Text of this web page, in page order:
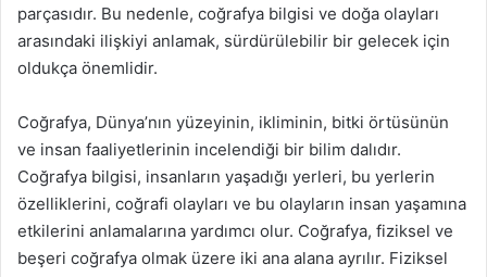
parçasıdır. Bu nedenle, coğrafya bilgisi ve doğa olayları
arasındaki ilişkiyi anlamak, sürdürülebilir bir gelecek için
oldukça önemlidir.
Coğrafya, Dünya’nın yüzeyinin, ikliminin, bitki örtüsünün
ve insan faaliyetlerinin incelendiği bir bilim dalıdır.
Coğrafya bilgisi, insanların yaşadığı yerleri, bu yerlerin
özelliklerini, coğrafi olayları ve bu olayların insan yaşamına
etkilerini anlamalarına yardımcı olur. Coğrafya, fiziksel ve
beşeri coğrafya olmak üzere iki ana alana ayrılır. Fiziksel